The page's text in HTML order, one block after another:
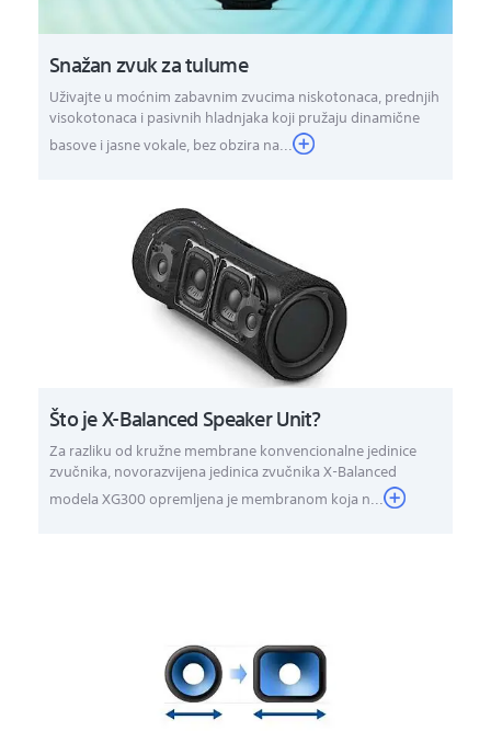
Snažan zvuk za tulume
Uživajte u moćnim zabavnim zvucima niskotonaca, prednjih
visokotonaca i pasivnih hladnjaka koji pružaju dinamične
basove i jasne vokale, bez obzira na...
Što je X-Balanced Speaker Unit?
Za razliku od kružne membrane konvencionalne jedinice
zvučnika, novorazvijena jedinica zvučnika X-Balanced
modela XG300 opremljena je membranom koja n...